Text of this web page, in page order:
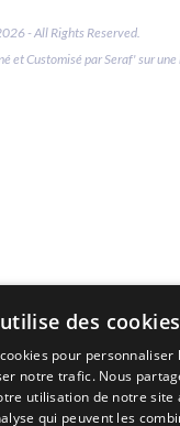
- All Rights Reserved.
et Customisé par Seraf' sur une
des cookies
pour personnaliser
notre trafic. Nous
utilisation de notre site
qui peuvent les